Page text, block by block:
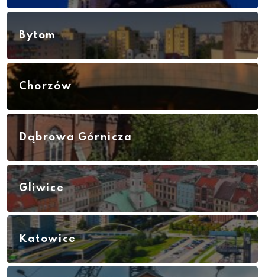
Bytom
Chorzów
Dąbrowa Górnicza
Gliwice
Katowice